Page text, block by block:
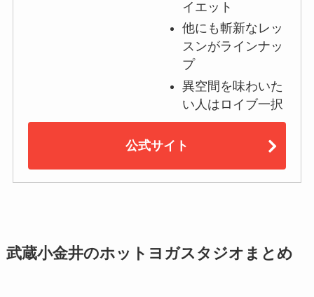
イエット
他にも斬新なレッ
スンがラインナッ
プ
異空間を味わいた
い人はロイブ一択
公式サイト
武蔵小金井のホットヨガスタジオまとめ